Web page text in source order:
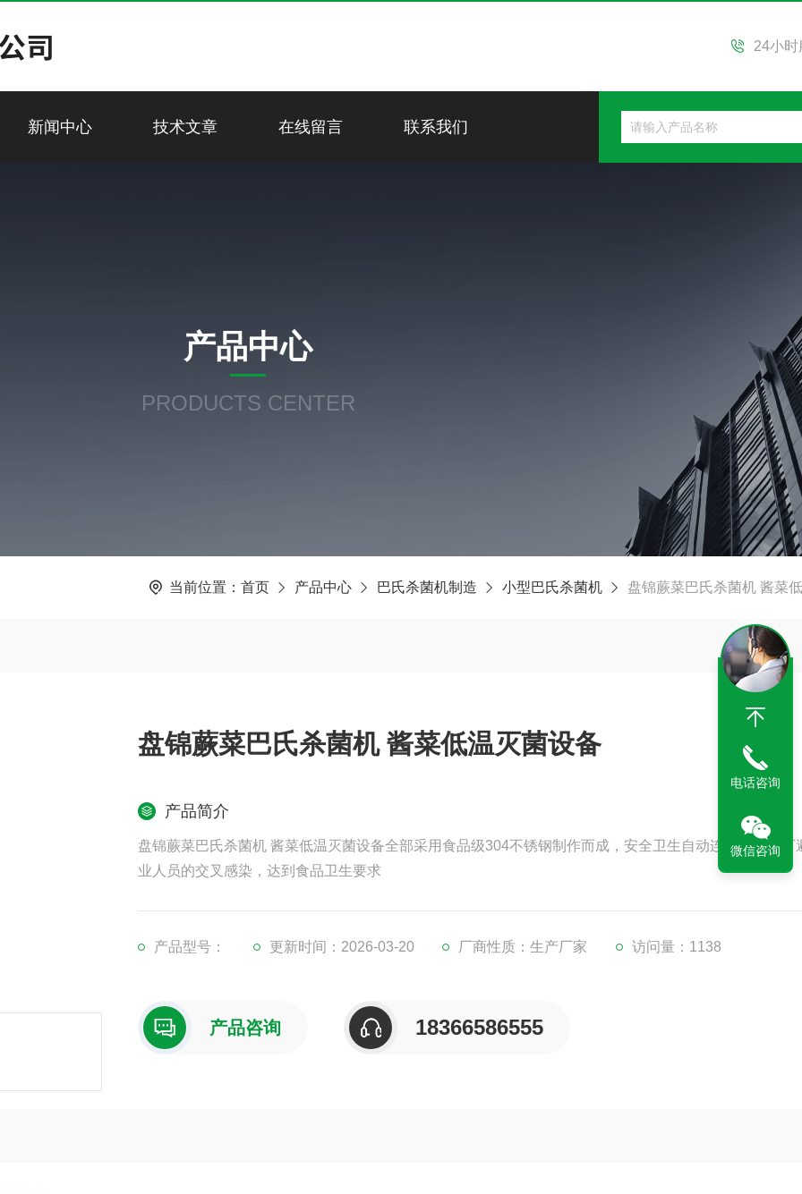
24小
新闻中心 技术文章 在线留言 联系我们
产品中心
PRODUCTS CENTER
当前位置： 首页 产品中心 巴氏杀菌机制造 小型巴氏杀菌机 盘锦蕨菜巴氏杀菌机 酱菜
盘锦蕨菜巴氏杀菌机 酱菜低温灭菌设备
产品简介
盘锦蕨菜巴氏杀菌机 酱菜低温灭菌设备全部采用食品级304不锈钢制作而成，安全卫生自动连续作业，可
业人员的交叉感染，达到食品卫生要求
产品型号： 更新时间：2026-03-20 厂商性质：生产厂家 访问量：1138
产品咨询 18366586555
电话咨询
微信咨询